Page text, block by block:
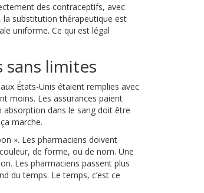
des contraceptifs, avec
la substitution thérapeutique est
uniforme. Ce qui est légal
sans limites
États-Unis étaient remplies avec
moins. Les assurances paient
absorption dans le sang doit être
marche.
». Les pharmaciens doivent
de forme, ou de nom. Une
Les pharmaciens passent plus
du temps. Le temps, c’est ce